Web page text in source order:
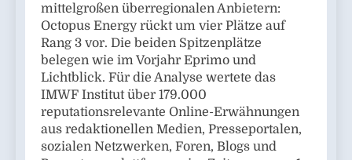
mittelgroßen überregionalen Anbietern:
Octopus Energy rückt um vier Plätze auf
Rang 3 vor. Die beiden Spitzenplätze
belegen wie im Vorjahr Eprimo und
Lichtblick. Für die Analyse wertete das
IMWF Institut über 179.000
reputationsrelevante Online-Erwähnungen
aus redaktionellen Medien, Presseportalen,
sozialen Netzwerken, Foren, Blogs und